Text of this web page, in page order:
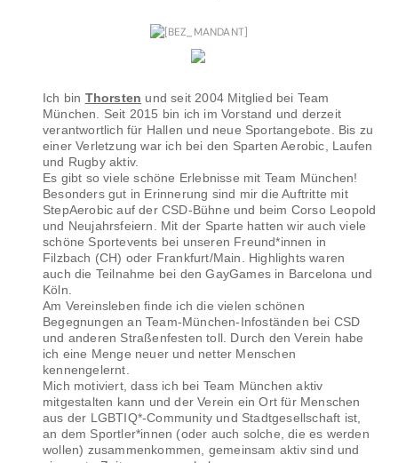
Ich bin Thorsten und seit 2004 Mitglied bei Team
München. Seit 2015 bin ich im Vorstand und derzeit
verantwortlich für Hallen und neue Sportangebote. Bis zu
einer Verletzung war ich bei den Sparten Aerobic, Laufen
und Rugby aktiv.
Es gibt so viele schöne Erlebnisse mit Team München!
Besonders gut in Erinnerung sind mir die Auftritte mit
StepAerobic auf der CSD-Bühne und beim Corso Leopold
und Neujahrsfeiern. Mit der Sparte hatten wir auch viele
schöne Sportevents bei unseren Freund*innen in
Filzbach (CH) oder Frankfurt/Main. Highlights waren
auch die Teilnahme bei den GayGames in Barcelona und
Köln.
Am Vereinsleben finde ich die vielen schönen
Begegnungen an Team-München-Infoständen bei CSD
und anderen Straßenfesten toll. Durch den Verein habe
ich eine Menge neuer und netter Menschen
kennengelernt.
Mich motiviert, dass ich bei Team München aktiv
mitgestalten kann und der Verein ein Ort für Menschen
aus der LGBTIQ*-Community und Stadtgesellschaft ist,
an dem Sportler*innen (oder auch solche, die es werden
wollen) zusammenkommen, gemeinsam aktiv sind und